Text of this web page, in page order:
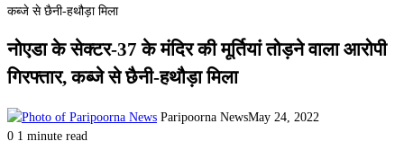
कब्जे से छैनी-हथौड़ा मिला
नोएडा के सेक्टर-37 के मंदिर की मूर्तियां तोड़ने वाला आरोपी
गिरफ्तार, कब्जे से छैनी-हथौड़ा मिला
Paripoorna NewsMay 24, 2022
0 1 minute read